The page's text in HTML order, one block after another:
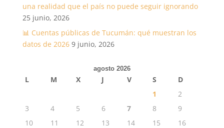
una realidad que el país no puede seguir ignorando
25 junio, 2026
📊 Cuentas públicas de Tucumán: qué muestran los
datos de 2026 9 junio, 2026
agosto 2026
L M X J V S
D
1
2
3
4 5 6 7 8
9
10
11 12 13 14 15
16